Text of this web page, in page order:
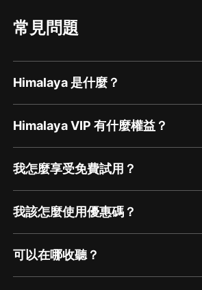
常見問題
Himalaya 是什麼？
Himalaya VIP 有什麼權益？
我怎麼享受免費試用？
我該怎麼使用優惠碼？
可以在哪收聽？